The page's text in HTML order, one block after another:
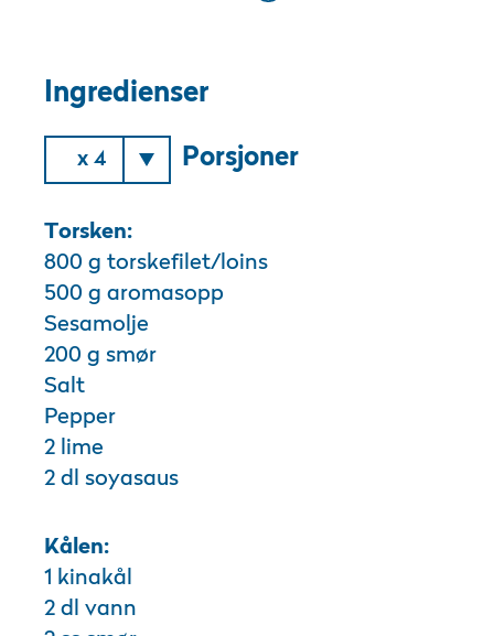
Ingredienser
x 4 Porsjoner
Torsken:
800 g torskefilet/loins
500 g aromasopp
Sesamolje
200 g smør
Salt
Pepper
2 lime
2 dl soyasaus
Kålen:
1 kinakål
2 dl vann